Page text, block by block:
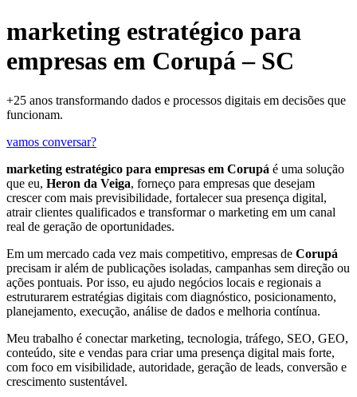
marketing estratégico para
empresas em Corupá – SC
+25 anos transformando dados e processos digitais em decisões que
funcionam.
vamos conversar?
marketing estratégico para empresas em Corupá é uma solução
que eu, Heron da Veiga, forneço para empresas que desejam
crescer com mais previsibilidade, fortalecer sua presença digital,
atrair clientes qualificados e transformar o marketing em um canal
real de geração de oportunidades.
Em um mercado cada vez mais competitivo, empresas de Corupá
precisam ir além de publicações isoladas, campanhas sem direção ou
ações pontuais. Por isso, eu ajudo negócios locais e regionais a
estruturarem estratégias digitais com diagnóstico, posicionamento,
planejamento, execução, análise de dados e melhoria contínua.
Meu trabalho é conectar marketing, tecnologia, tráfego, SEO, GEO,
conteúdo, site e vendas para criar uma presença digital mais forte,
com foco em visibilidade, autoridade, geração de leads, conversão e
crescimento sustentável.